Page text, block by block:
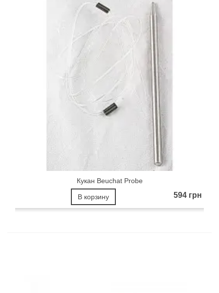
Кукан Beuchat Probe
594 грн
В корзину